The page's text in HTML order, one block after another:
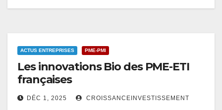
ACTUS ENTREPRISES PME-PMI
Les innovations Bio des PME-ETI
françaises
DÉC 1, 2025 CROISSANCEINVESTISSEMENT